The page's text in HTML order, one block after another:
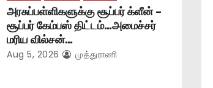
அரசுப்பள்ளிகளுக்கு சூப்பர் க்ளீன் –
சூப்பர் கேம்பஸ் திட்டம்…அமைச்சர்
மரிய வில்சன்…
Aug 5, 2026 முத்துராணி